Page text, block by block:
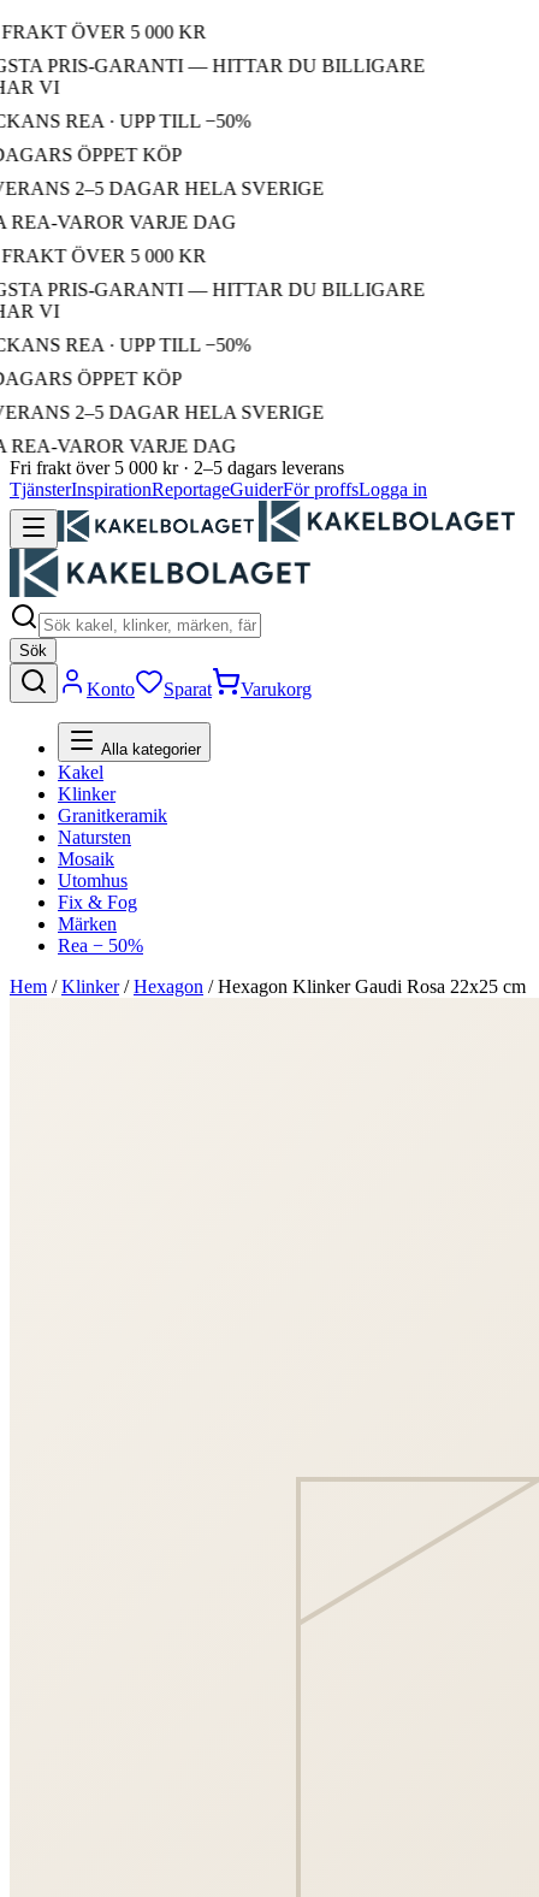
ÖVER 5 000 KR
PRIS-GARANTI — HITTAR DU BILLIGARE
VI
REA · UPP TILL −50%
ÖPPET KÖP
2–5 DAGAR HELA SVERIGE
VAROR VARJE DAG
ÖVER 5 000 KR
PRIS-GARANTI — HITTAR DU BILLIGARE
VI
REA · UPP TILL −50%
ÖPPET KÖP
2–5 DAGAR HELA SVERIGE
VAROR VARJE DAG
Fri frakt över 5 000 kr · 2–5 dagars leverans
TjänsterInspirationReportageGuiderFör proffsLogga in
Sök
Konto Sparat Varukorg
Alla kategorier
Kakel
Klinker
Granitkeramik
Natursten
Mosaik
Utomhus
Fix & Fog
Märken
Rea − 50%
Hem /Klinker/Hexagon /Hexagon Klinker Gaudi Rosa 22x25 cm